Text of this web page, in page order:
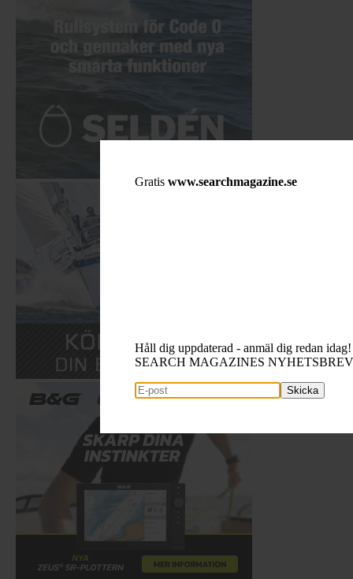
Gratis www.searchmagazine.se
Håll dig uppdaterad - anmäl dig redan idag!
SEARCH MAGAZINES NYHETSBREV
Skicka